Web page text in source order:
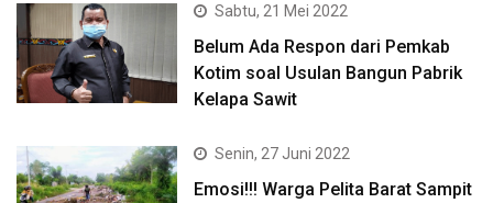
Sabtu, 21 Mei 2022
Belum Ada Respon dari Pemkab
Kotim soal Usulan Bangun Pabrik
Kelapa Sawit
Senin, 27 Juni 2022
Emosi!!! Warga Pelita Barat Sampit